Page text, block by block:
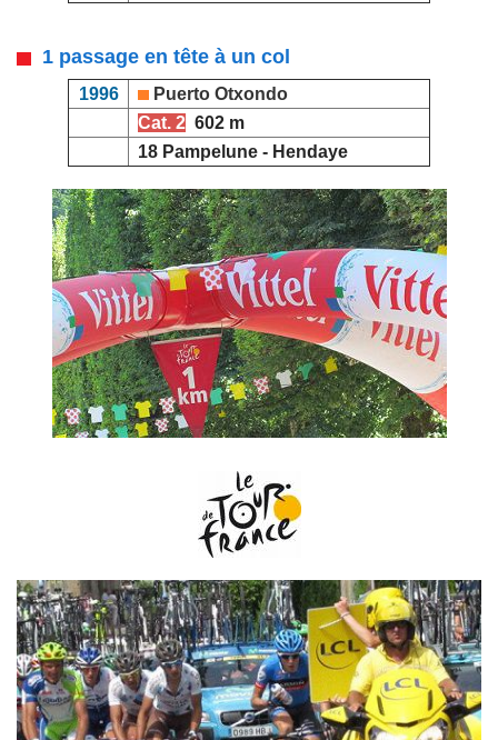
1 passage en tête à un col
1996
Puerto Otxondo
Cat. 2 602 m
18 Pampelune - Hendaye